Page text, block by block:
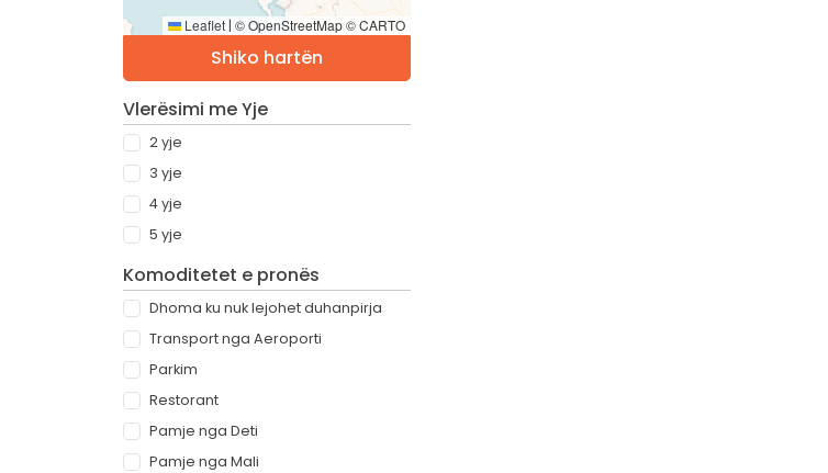
Leaflet | © OpenStreetMap © CARTO
Shiko hartën
Vlerësimi me Yje
2 yje
3 yje
4 yje
5 yje
Komoditetet e pronës
Dhoma ku nuk lejohet duhanpirja
Transport nga Aeroporti
Parkim
Restorant
Pamje nga Deti
Pamje nga Mali